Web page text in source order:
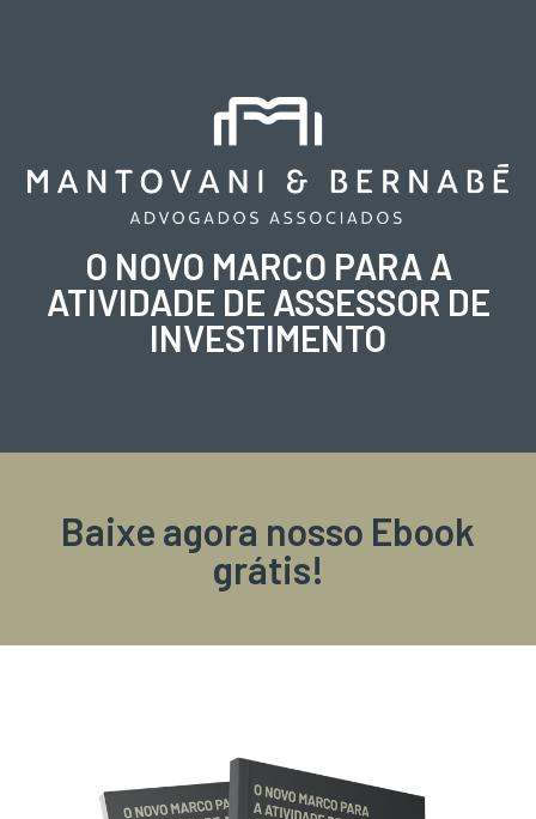
O NOVO MARCO PARA A
ATIVIDADE DE ASSESSOR DE
INVESTIMENTO
Baixe agora nosso Ebook
grátis!